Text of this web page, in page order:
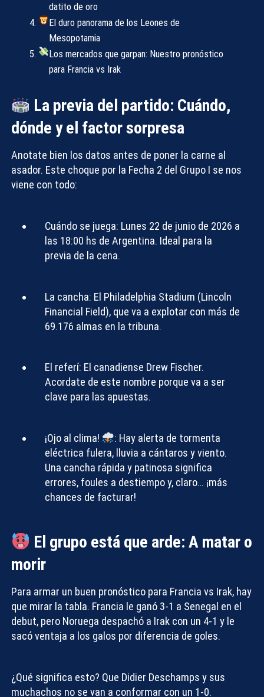
datito de oro
El duro panorama de los Leones de
Mesopotamia
Los mercados que garpan: Nuestro pronóstico
para Francia vs Irak
La previa del partido: Cuándo,
dónde y el factor sorpresa
Anotate bien los datos antes de poner la carne al
asador. Este choque por la Fecha 2 del Grupo I se nos
viene con todo:
Cuándo se juega: Lunes 22 de junio de 2026 a
las 18:00 hs de Argentina. Ideal para la
previa de la cena.
La cancha: El Philadelphia Stadium (Lincoln
Financial Field), que va a explotar con más de
69.176 almas en la tribuna.
El referí: El canadiense Drew Fischer.
Acordate de este nombre porque va a ser
clave para las apuestas.
¡Ojo al clima! : Hay alerta de tormenta
eléctrica fulera, lluvia a cántaros y viento.
Una cancha rápida y patinosa significa
errores, foules a destiempo y, claro… ¡más
chances de facturar!
El grupo está que arde: A matar o
morir
Para armar un buen pronóstico para Francia vs Irak, hay
que mirar la tabla. Francia le ganó 3-1 a Senegal en el
debut, pero Noruega despachó a Irak con un 4-1 y le
sacó ventaja a los galos por diferencia de goles.
¿Qué significa esto? Que Didier Deschamps y sus
muchachos no se van a conformar con un 1-0.